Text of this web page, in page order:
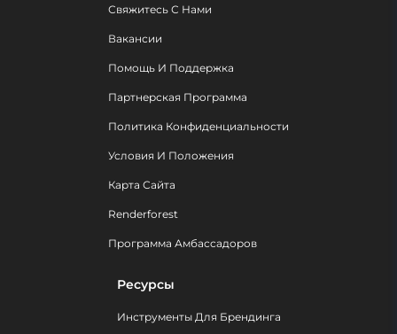
Свяжитесь С Нами
Вакансии
Помощь И Поддержка
Партнерская Программа
Политика Конфиденциальности
Условия И Положения
Карта Сайта
Renderforest
Программа Амбассадоров
Ресурсы
Инструменты Для Брендинга